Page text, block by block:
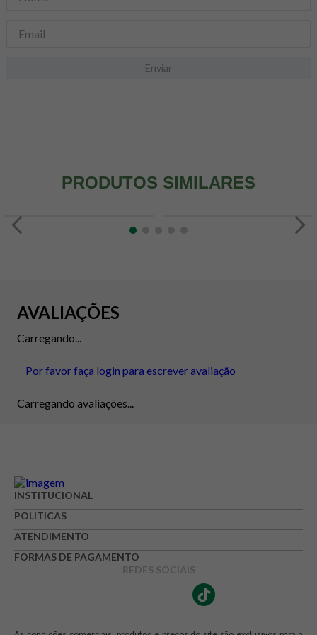
Enviar
PRODUTOS SIMILARES
AVALIAÇÕES
Carregando...
Por favor faça login para escrever avaliação
Carregando avaliações...
INSTITUCIONAL
POLITICAS
ATENDIMENTO
FORMAS DE PAGAMENTO
REDES SOCIAIS
8º snack proteico mundo verde
9 psyllium